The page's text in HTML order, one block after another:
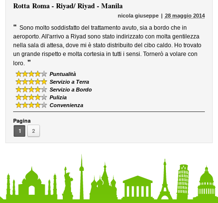
RottaRoma - Riyad/ Riyad - Manila
nicola giuseppe 28 maggio 2014
“ Sono molto soddisfatto del trattamento avuto, sia a bordo che in
aeroporto. All'arrivo a Riyad sono stato indirizzato con molta gentilezza
nella sala di attesa, dove mi è stato distribuito del cibo caldo. Ho trovato
un grande rispetto e molta cortesia in tutti i sensi. Tornerò a volare con
loro. ”
Puntualità
Servizio a Terra
Servizio a Bordo
Pulizia
Convenienza
Pagina
1
2